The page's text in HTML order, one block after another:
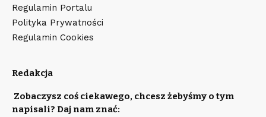
Regulamin Portalu
Polityka Prywatności
Regulamin Cookies
Redakcja
Zobaczysz coś ciekawego, chcesz żebyśmy o tym
napisali? Daj nam znać: